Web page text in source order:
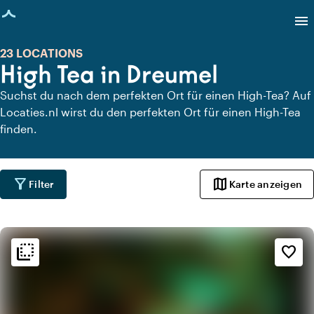
geladen
menu
High Tea in Dreumel
23 LOCATIONS
Suchst du nach dem perfekten Ort für einen High-Tea? Auf
Locaties.nl wirst du den perfekten Ort für einen High-Tea
finden.
filter_alt Filter map Karte anzeigen
flip_to_back favorite_border
flip_to_back Ambiente und Ästhetik
info
Kneipenstil